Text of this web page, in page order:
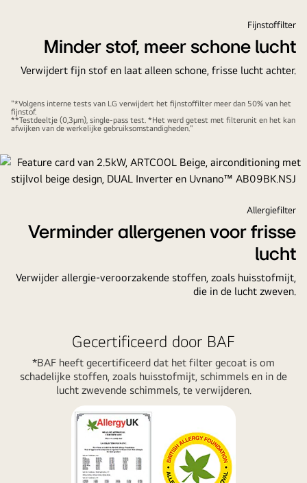
beige
design,
Inverter
Fijnstoffilter
Minder stof, meer schone lucht
Verwijdert fijn stof en laat alleen schone, frisse lucht achter.
"*Volgens interne tests van LG verwijdert het fijnstoffilter meer dan 50% van het
fijnstof.
**Testdeeltje (0,3μm), single-pass test. *Het werd getest met filterunit en het kan
afwijken van de werkelijke gebruiksomstandigheden."
Allergiefilter
Verminder allergenen voor frisse
lucht
Verwijder allergie-veroorzakende stoffen, zoals huisstofmijt,
die in de lucht zweven.
Gecertificeerd door BAF
*BAF heeft gecertificeerd dat het filter gecoat is om
schadelijke stoffen, zoals huisstofmijt, schimmels en in de
lucht zwevende schimmels, te verwijderen.